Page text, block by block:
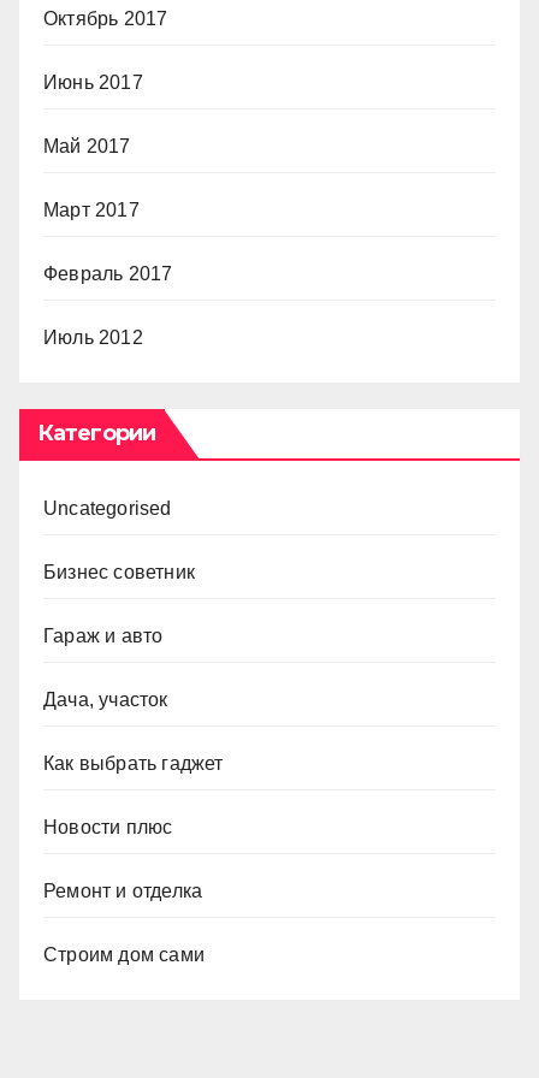
Октябрь 2017
Июнь 2017
Май 2017
Март 2017
Февраль 2017
Июль 2012
Категории
Uncategorised
Бизнес советник
Гараж и авто
Дача, участок
Как выбрать гаджет
Новости плюс
Ремонт и отделка
Строим дом сами